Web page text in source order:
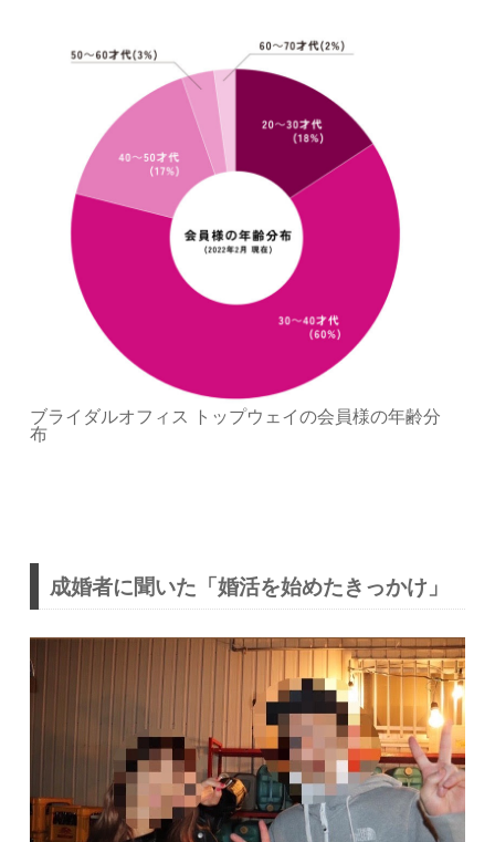
ブライダルオフィス トップウェイの会員様の年齢分
布
成婚者に聞いた「婚活を始めたきっかけ」